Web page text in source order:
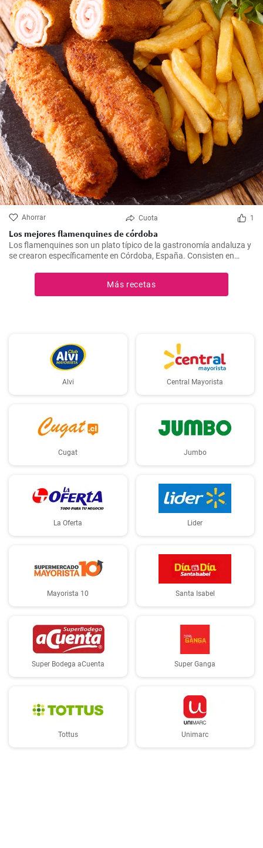
Ahorrar Cuota 1
Los mejores flamenquines de córdoba
Los flamenquines son un plato típico de la gastronomía andaluza y
se crearon específicamente en Córdoba, España. Consisten en
crujientes por fuera y jugosos por dentro, generalmente se sirven
como tapas y son comúnmente acompañados con papas fritas y
mayonesa.
Más recetas
Alvi Central Mayorista
Cugat Jumbo
La Oferta Lider
Mayorista 10 Santa Isabel
Super Bodega aCuenta Super Ganga
Tottus Unimarc